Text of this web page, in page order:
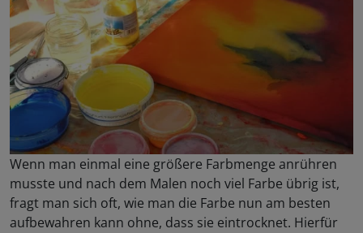
Wenn man einmal eine größere Farbmenge anrühren
musste und nach dem Malen noch viel Farbe übrig ist,
fragt man sich oft, wie man die Farbe nun am besten
aufbewahren kann ohne, dass sie eintrocknet. Hierfür